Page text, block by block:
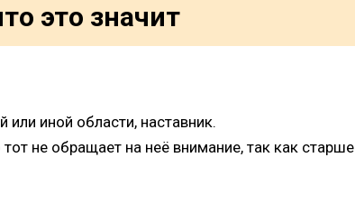
это значит
иной области, наставник.
не обращает на неё внимание, так как старше